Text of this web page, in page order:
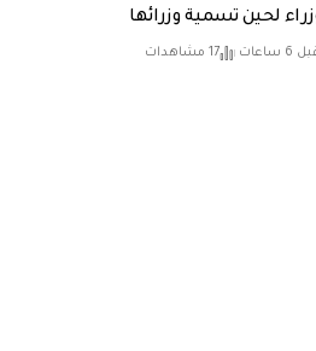
لحين تسمية وزرائها
6 ساعات 17 مشاهدات